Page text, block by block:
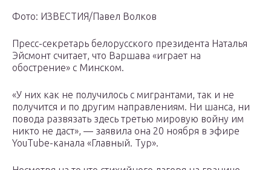
Фото: ИЗВЕСТИЯ/Павел Волков
Пресс-секретарь белорусского президента Наталья
Эйсмонт считает, что Варшава «играет на
обострение» с Минском.
«У них как не получилось с мигрантами, так и не
получится и по другим направлениям. Ни шанса, ни
повода развязать здесь третью мировую войну им
никто не даст», — заявила она 20 ноября в эфире
YouTube-канала «Главный. Тур».